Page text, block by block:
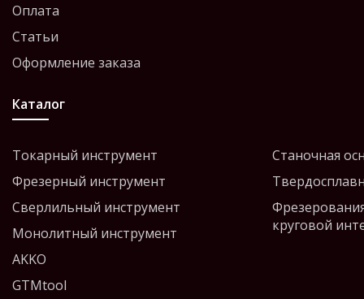
Оплата
Статьи
Оформление заказа
Каталог
Токарный инструмент
Фрезерный инструмент
Сверлильный инструмент
Монолитный инструмент
AKKO
GTMtool
Станочная
круговой